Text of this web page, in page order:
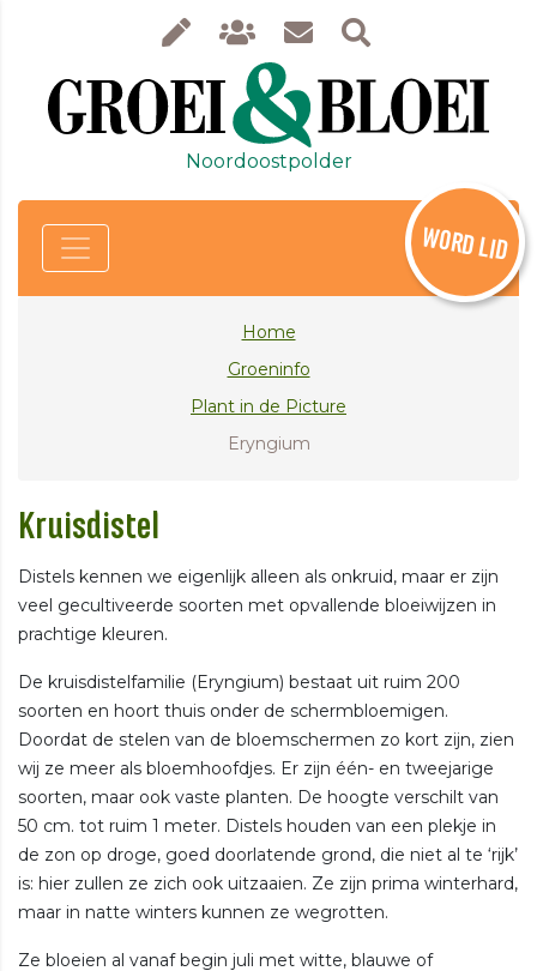
Noordoostpolder
WORD LID
Home
Groeninfo
Plant in de Picture
Eryngium
Kruisdistel
Distels kennen we eigenlijk alleen als onkruid, maar er zijn
veel gecultiveerde soorten met opvallende bloeiwijzen in
prachtige kleuren.
De kruisdistelfamilie (Eryngium) bestaat uit ruim 200
soorten en hoort thuis onder de schermbloemigen.
Doordat de stelen van de bloemschermen zo kort zijn, zien
wij ze meer als bloemhoofdjes. Er zijn één- en tweejarige
soorten, maar ook vaste planten. De hoogte verschilt van
50 cm. tot ruim 1 meter. Distels houden van een plekje in
de zon op droge, goed doorlatende grond, die niet al te ‘rijk’
is: hier zullen ze zich ook uitzaaien. Ze zijn prima winterhard,
maar in natte winters kunnen ze wegrotten.
Ze bloeien al vanaf begin juli met witte, blauwe of